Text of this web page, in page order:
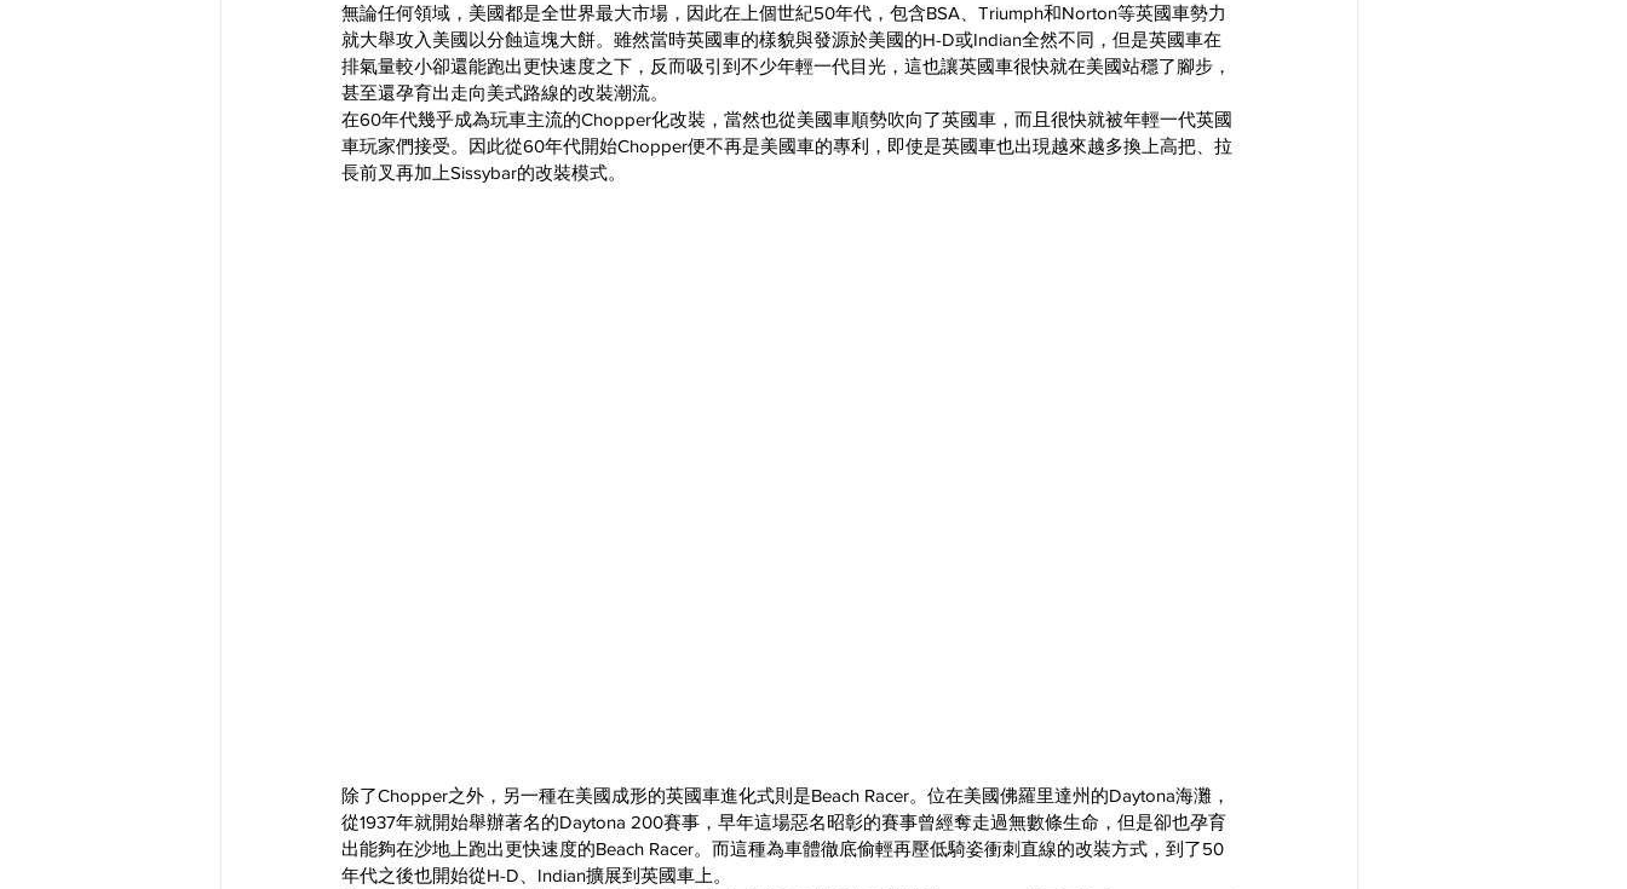
無論任何領域，美國都是全世界最大市場，因此在上個世紀50年代，包含BSA、Triumph和Norton等英國車勢力
就大舉攻入美國以分蝕這塊大餅。雖然當時英國車的樣貌與發源於美國的H-D或Indian全然不同，但是英國車在
排氣量較小卻還能跑出更快速度之下，反而吸引到不少年輕一代目光，這也讓英國車很快就在美國站穩了腳步，
甚至還孕育出走向美式路線的改裝潮流。
在60年代幾乎成為玩車主流的Chopper化改裝，當然也從美國車順勢吹向了英國車，而且很快就被年輕一代英國
車玩家們接受。因此從60年代開始Chopper便不再是美國車的專利，即使是英國車也出現越來越多換上高把、拉
長前叉再加上Sissybar的改裝模式。
除了Chopper之外，另一種在美國成形的英國車進化式則是Beach Racer。位在美國佛羅里達州 的Daytona海灘，
從1937年就開始舉辦著名的Daytona 200賽事，早年這場惡名昭彰的賽事曾經奪走過無數條生命，但是卻也孕育
出能夠在沙地上跑出更快速度的Beach Racer。而這種為車體徹底偷輕再壓低騎姿衝刺直線的改裝方式，到了50
年代之後也開始從H-D、Indian擴展到英國車上。